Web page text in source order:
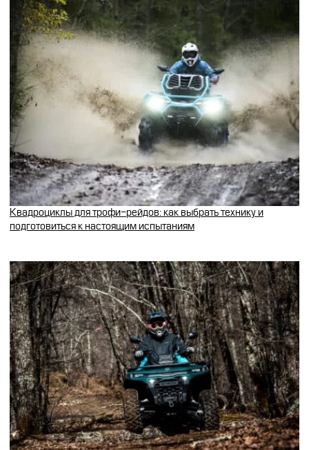
Квадроциклы для трофи-рейдов: как выбрать технику и
подготовиться к настоящим испытаниям